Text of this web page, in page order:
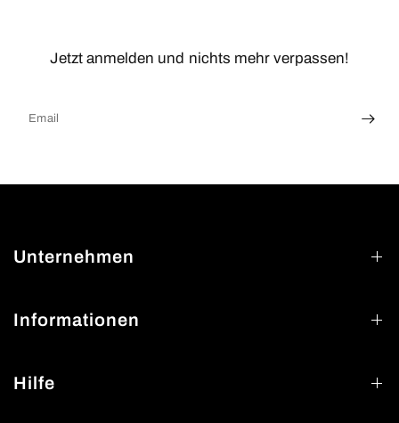
Jetzt anmelden und nichts mehr verpassen!
Email
Unternehmen
Informationen
Hilfe